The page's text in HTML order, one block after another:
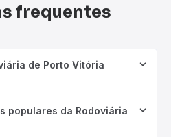
frequentes
de Porto Vitória
populares da Rodoviária